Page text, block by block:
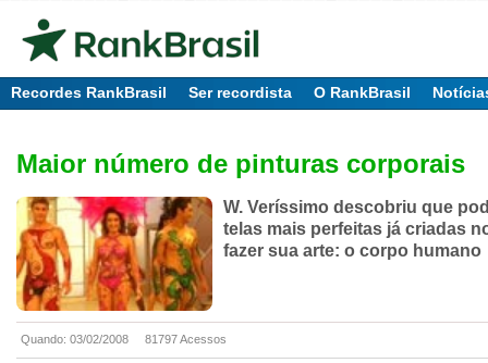
Recordes RankBrasil Ser recordista O RankBrasil
Maior número de pinturas corporais
W. Veríssimo descobriu que
telas mais perfeitas já criadas
fazer sua arte: o corpo humano
Quando: 03/02/2008 81797 Acessos